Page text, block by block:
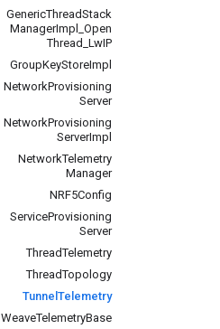
GenericThreadStack
ManagerImpl
Open
Thread LwIP
GroupKeyStoreImpl
NetworkProvisioning
Server
NetworkProvisioning
ServerImpl
NetworkTelemetry
Manager
NRF5Config
ServiceProvisioning
Server
ThreadTelemetry
ThreadTopology
Tunnel Telemetry
WeaveTelemetryBase